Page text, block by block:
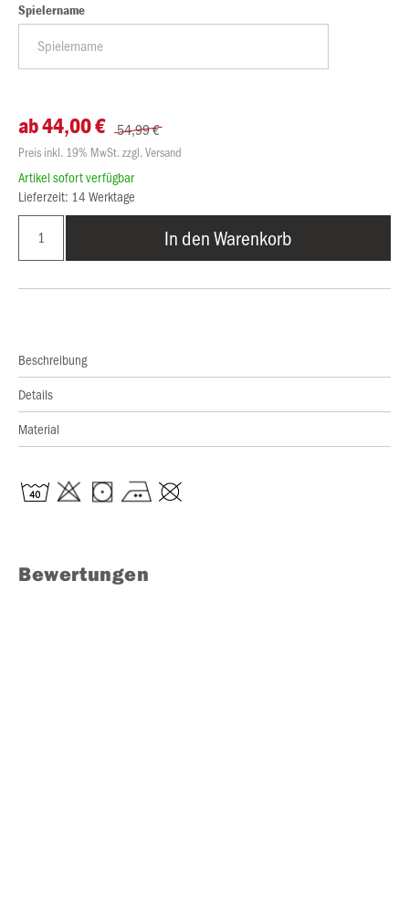
Spielername
ab 44,00 € 54,99 €
Preis inkl. 19% MwSt. zzgl. Versand
Artikel sofort verfügbar
Lieferzeit: 14 Werktage
In den Warenkorb
Beschreibung
Details
Material
Bewertungen